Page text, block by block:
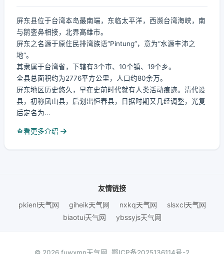
屏东县位于台湾本岛最南端，东临太平洋，西濒台湾海峡，南
与鹅銮鼻相接，北界高雄市。
屏东之名源于原住民排湾族语“Pintung”，意为“水源丰沛之
地”。
其隶属于台湾省，下辖有3个市、10个镇、19个乡。
全县总面积约为2776平方公里，人口约80余万。
屏东地区历史悠久，早在史前时代就有人类活动痕迹。清代设
县，初称凤山县，后划出恒春县，日据时期又几经调整，光复
后定名为...
查看更多介绍
友情链接
pkienl天气网
giheik天气网 nxkq天气网
slsxcl天气网
biaotui天气网
ybssyjs天气网